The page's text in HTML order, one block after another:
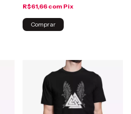
R$61,66 com Pix
Comprar